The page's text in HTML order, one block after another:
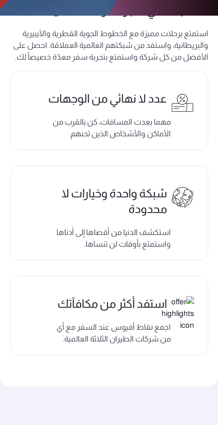
أهلاً بك في أكبر شراكة عالمية
استمتع برحلات مميزة مع الخطوط الجوية القطرية والأيبيرية
والبريطانية، واستفد من شبكتهم العالمية العملاقة. احصل على
الأفضل من كل شركة واستمتع بتجربة سفر معدّة خصيصاً لك.
عدد لا نهائي من الوجهات
مهما بعدت المسافات، كن بالقرب من
الأماكن والأشخاص الذين تحبهم.
شبكة واحدة وخيارات لا
محدودة
استكشف الدنيا من أقصاها إلى أدناها
واستمتع بأوقات لن تنساها.
استفد أكثر من مكافآتك
اجمع نقاط أفيوس عند السفر مع أي
من شركات الطيران الثلاثة العالمية.